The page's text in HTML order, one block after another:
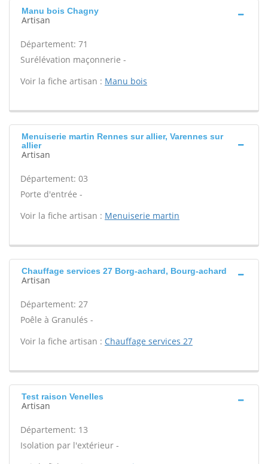
Manu bois Chagny
Artisan
Département: 71
Surélévation maçonnerie -
Voir la fiche artisan : Manu bois
Menuiserie martin Rennes sur allier, Varennes sur
allier
Artisan
Département: 03
Porte d'entrée -
Voir la fiche artisan : Menuiserie martin
Chauffage services 27 Borg-achard, Bourg-achard
Artisan
Département: 27
Poêle à Granulés -
Voir la fiche artisan : Chauffage services 27
Test raison Venelles
Artisan
Département: 13
Isolation par l'extérieur -